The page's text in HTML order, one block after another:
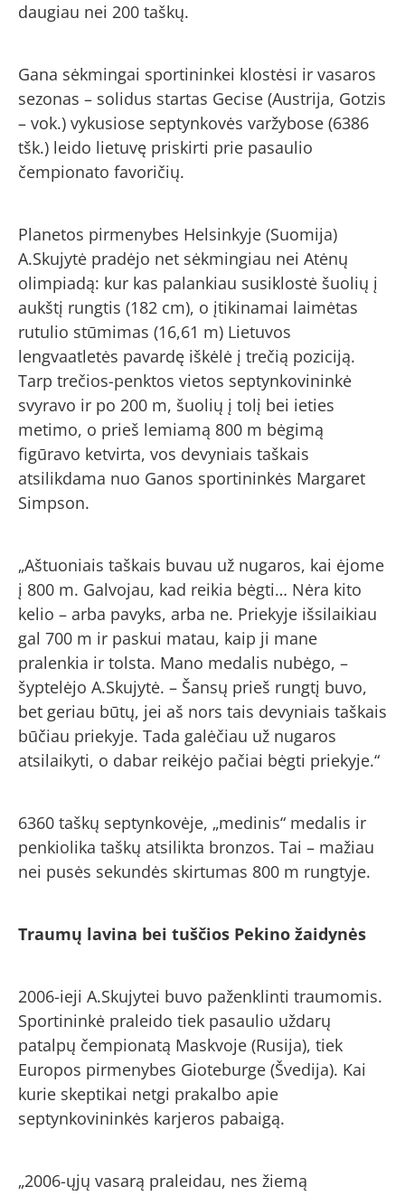
daugiau nei 200 taškų.
Gana sėkmingai sportininkei klostėsi ir vasaros
sezonas – solidus startas Gecise (Austrija, Gotzis
– vok.) vykusiose septynkovės varžybose (6386
tšk.) leido lietuvę priskirti prie pasaulio
čempionato favoričių.
Planetos pirmenybes Helsinkyje (Suomija)
A.Skujytė pradėjo net sėkmingiau nei Atėnų
olimpiadą: kur kas palankiau susiklostė šuolių į
aukštį rungtis (182 cm), o įtikinamai laimėtas
rutulio stūmimas (16,61 m) Lietuvos
lengvaatletės pavardę iškėlė į trečią poziciją.
Tarp trečios-penktos vietos septynkovininkė
svyravo ir po 200 m, šuolių į tolį bei ieties
metimo, o prieš lemiamą 800 m bėgimą
figūravo ketvirta, vos devyniais taškais
atsilikdama nuo Ganos sportininkės Margaret
Simpson.
„Aštuoniais taškais buvau už nugaros, kai ėjome
į 800 m. Galvojau, kad reikia bėgti… Nėra kito
kelio – arba pavyks, arba ne. Priekyje išsilaikiau
gal 700 m ir paskui matau, kaip ji mane
pralenkia ir tolsta. Mano medalis nubėgo, –
šyptelėjo A.Skujytė. – Šansų prieš rungtį buvo,
bet geriau būtų, jei aš nors tais devyniais taškais
būčiau priekyje. Tada galėčiau už nugaros
atsilaikyti, o dabar reikėjo pačiai bėgti priekyje.“
6360 taškų septynkovėje, „medinis“ medalis ir
penkiolika taškų atsilikta bronzos. Tai – mažiau
nei pusės sekundės skirtumas 800 m rungtyje.
Traumų lavina bei tuščios Pekino žaidynės
2006-ieji A.Skujytei buvo paženklinti traumomis.
Sportininkė praleido tiek pasaulio uždarų
patalpų čempionatą Maskvoje (Rusija), tiek
Europos pirmenybes Gioteburge (Švedija). Kai
kurie skeptikai netgi prakalbo apie
septynkovininkės karjeros pabaigą.
„2006-ųjų vasarą praleidau, nes žiemą